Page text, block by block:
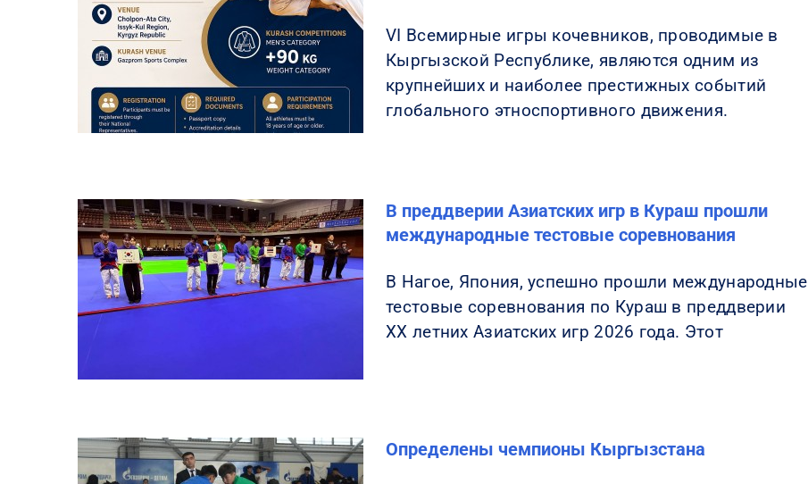
VI Всемирные игры кочевников, проводимые в
Кыргызской Республике, являются одним из
крупнейших и наиболее престижных событий
глобального этноспортивного движения.
В преддверии Азиатских игр в Кураш прошли
международные тестовые соревнования
В Нагое, Япония, успешно прошли международные
тестовые соревнования по Кураш в преддверии
XX летних Азиатских игр 2026 года. Этот
Определены чемпионы Кыргызстана